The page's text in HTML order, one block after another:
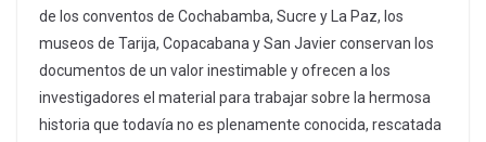
de los conventos de Cochabamba, Sucre y La Paz, los
museos de Tarija, Copacabana y San Javier conservan los
documentos de un valor inestimable y ofrecen a los
investigadores el material para trabajar sobre la hermosa
historia que todavía no es plenamente conocida, rescatada